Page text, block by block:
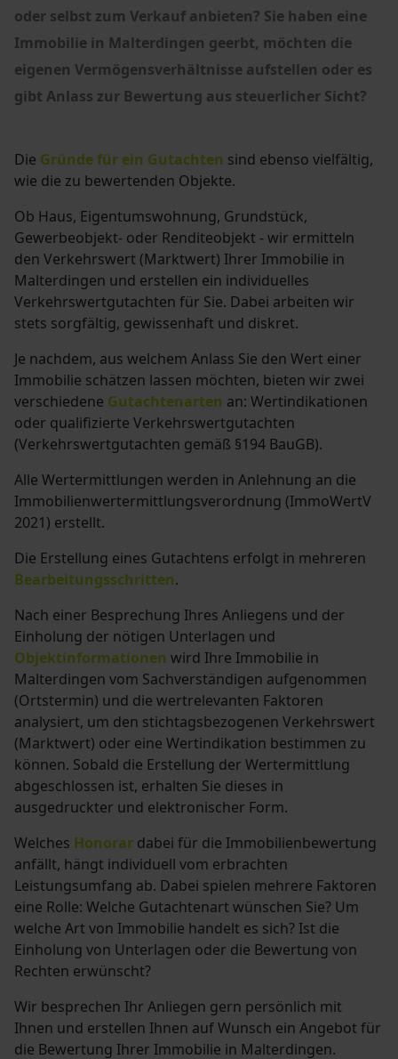
oder selbst zum Verkauf anbieten? Sie haben eine
Immobilie in Malterdingen geerbt, möchten die
eigenen Vermögensverhältnisse aufstellen oder es
gibt Anlass zur Bewertung aus steuerlicher Sicht?
Die Gründe für ein Gutachten sind ebenso vielfältig,
wie die zu bewertenden Objekte.
Ob Haus, Eigentumswohnung, Grundstück,
Gewerbeobjekt- oder Renditeobjekt - wir ermitteln
den Verkehrswert (Marktwert) Ihrer Immobilie in
Malterdingen und erstellen ein individuelles
Verkehrswertgutachten für Sie. Dabei arbeiten wir
stets sorgfältig, gewissenhaft und diskret.
Je nachdem, aus welchem Anlass Sie den Wert einer
Immobilie schätzen lassen möchten, bieten wir zwei
verschiedene Gutachtenarten an: Wertindikationen
oder qualifizierte Verkehrswertgutachten
(Verkehrswertgutachten gemäß §194 BauGB).
Alle Wertermittlungen werden in Anlehnung an die
Immobilienwertermittlungsverordnung (ImmoWertV
2021) erstellt.
Die Erstellung eines Gutachtens erfolgt in mehreren
Bearbeitungsschritten.
Nach einer Besprechung Ihres Anliegens und der
Einholung der nötigen Unterlagen und
Objektinformationen wird Ihre Immobilie in
Malterdingen vom Sachverständigen aufgenommen
(Ortstermin) und die wertrelevanten Faktoren
analysiert, um den stichtagsbezogenen Verkehrswert
(Marktwert) oder eine Wertindikation bestimmen zu
können. Sobald die Erstellung der Wertermittlung
abgeschlossen ist, erhalten Sie dieses in
ausgedruckter und elektronischer Form.
Welches Honorar dabei für die Immobilienbewertung
anfällt, hängt individuell vom erbrachten
Leistungsumfang ab. Dabei spielen mehrere Faktoren
eine Rolle: Welche Gutachtenart wünschen Sie? Um
welche Art von Immobilie handelt es sich? Ist die
Einholung von Unterlagen oder die Bewertung von
Rechten erwünscht?
Wir besprechen Ihr Anliegen gern persönlich mit
Ihnen und erstellen Ihnen auf Wunsch ein Angebot für
die Bewertung Ihrer Immobilie in Malterdingen.